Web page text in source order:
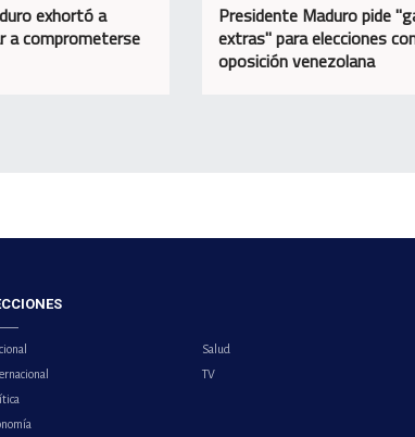
exhortó a
a comprometerse
Presidente Maduro pide
extras" para elecciones
oposición venezolana
Salud
TV